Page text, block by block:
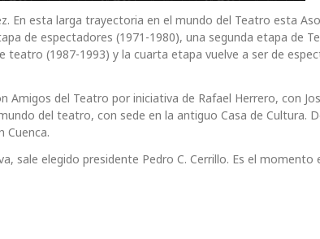
En esta larga trayectoria en el mundo del Teatro esta
de espectadores (1971-1980), una segunda etapa de
(1987-1993) y la cuarta etapa vuelve a ser de
Amigos del Teatro por iniciativa de Rafael Herrero, con
del teatro, con sede en la antiguo Casa de Cultura.
Cuenca.
sale elegido presidente Pedro C. Cerrillo. Es el momento